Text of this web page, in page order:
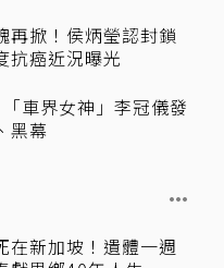
再掀！侯炳瑩認封鎖
癌近況曝光
車界女神」李冠儀發
黑幕
在新加坡！遺體一週